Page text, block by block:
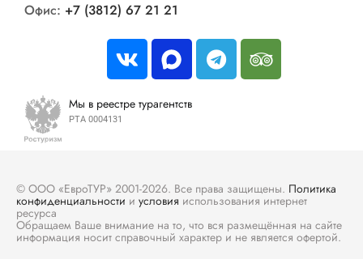
Офис: +7 (3812) 67 21 21
Мы в реестре турагентств
РТА 0004131
© ООО «ЕвроТУР» 2001-2026. Все права защищены. Политика
конфиденциальности и условия использования интернет
ресурса
Обращаем Ваше внимание на то, что вся размещённая на сайте
информация носит справочный характер и не является офертой.